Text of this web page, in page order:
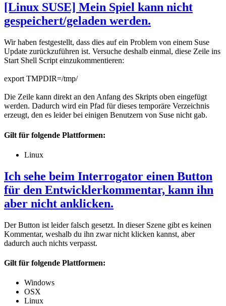
[Linux SUSE] Mein Spiel kann nicht
gespeichert/geladen werden.
Wir haben festgestellt, dass dies auf ein Problem von einem Suse
Update zurückzuführen ist. Versuche deshalb einmal, diese Zeile ins
Start Shell Script einzukommentieren:
export TMPDIR=/tmp/
Die Zeile kann direkt an den Anfang des Skripts oben eingefügt
werden. Dadurch wird ein Pfad für dieses temporäre Verzeichnis
erzeugt, den es leider bei einigen Benutzern von Suse nicht gab.
Gilt für folgende Plattformen:
Linux
Ich sehe beim Interrogator einen Button
für den Entwicklerkommentar, kann ihn
aber nicht anklicken.
Der Button ist leider falsch gesetzt. In dieser Szene gibt es keinen
Kommentar, weshalb du ihn zwar nicht klicken kannst, aber
dadurch auch nichts verpasst.
Gilt für folgende Plattformen:
Windows
OSX
Linux